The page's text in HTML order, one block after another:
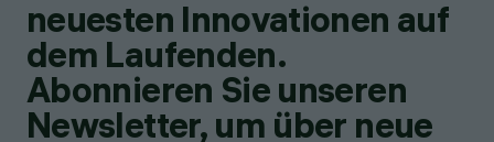
neuesten Innovationen auf
dem Laufenden.
Abonnieren Sie unseren
Newsletter, um über neue